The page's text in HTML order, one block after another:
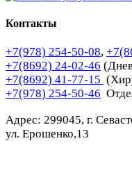
Контакты
+7(978) 254-50-08,
+7(8692) 24-02-46
+7(8692) 41-77-15
+7(978) 254-50-46
Адрес: 299045, г.
ул. Ерошенко,13